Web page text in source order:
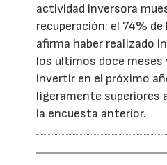
actividad inversora
recuperación: el 74%
afirma haber realizado
los últimos doce meses
invertir en el próximo
ligeramente superiores
la encuesta anterior.